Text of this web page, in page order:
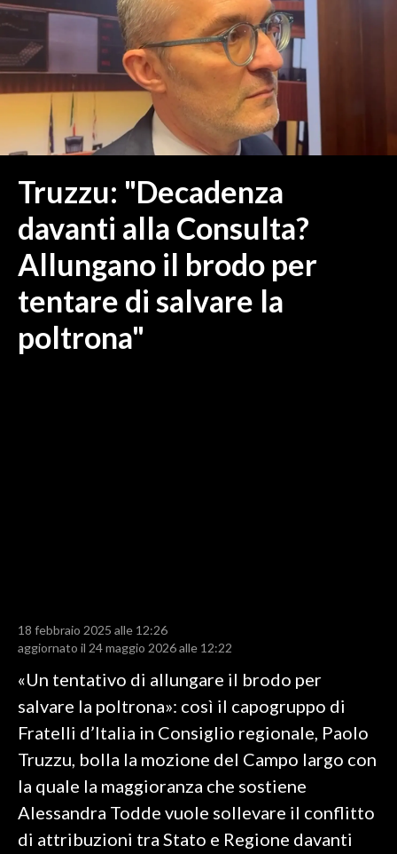
MEDIO CAMPIDANO
ORISTANO E PROVINCIA
SASSARI E PROVINCIA
GALLURA
NUORO E PROVINCIA
OGLIASTRA
ITALIA
MONDO
POLITICA
ECONOMIA
BASKET
CULTURA
SPETTACOLI
Truzzu: "Decadenza
davanti alla Consulta?
Allungano il brodo per
tentare di salvare la
poltrona"
18 febbraio 2025 alle 12:26
aggiornato il 24 maggio 2026 alle 12:22
«Un tentativo di allungare il brodo per
salvare la poltrona»: così il capogruppo di
Fratelli d’Italia in Consiglio regionale, Paolo
Truzzu, bolla la mozione del Campo largo con
la quale la maggioranza che sostiene
Alessandra Todde vuole sollevare il conflitto
di attribuzioni tra Stato e Regione davanti